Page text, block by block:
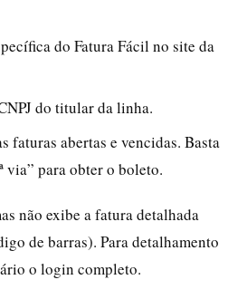
do Fatura Fácil no site da
do titular da linha.
faturas abertas e vencidas. Basta
via” para obter o boleto.
não exibe a fatura detalhada
de barras). Para detalhamento
o login completo.